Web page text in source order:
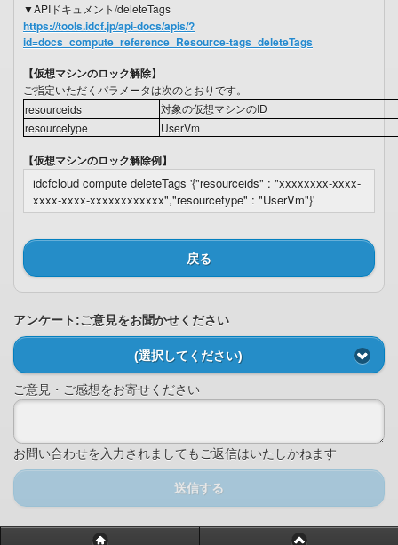
▼APIドキュメント/deleteTags
https://tools.idcf.jp/api-docs/apis/?
id=docs_compute_reference_Resource-tags_deleteTags
【仮想マシンのロック解除】
ご指定いただくパラメータは次のとおりです。
resourceids
対象の仮想マシンのID
resourcetype
UserVm
【仮想マシンのロック解除例】
idcfcloud compute deleteTags '{"resourceids" : "xxxxxxxx-xxxx-
xxxx-xxxx-xxxxxxxxxxxx","resourcetype" : "UserVm"}'
戻る
アンケート:ご意見をお聞かせください
(選択してください)
ご意見・ご感想をお寄せください
お問い合わせを入力されましてもご返信はいたしかねます
送信する